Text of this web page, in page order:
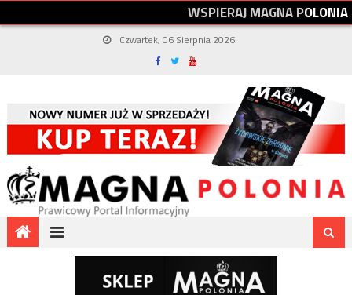
WSPIERAJMAGNAPOLONIA
Czwartek, 06 Sierpnia 2026